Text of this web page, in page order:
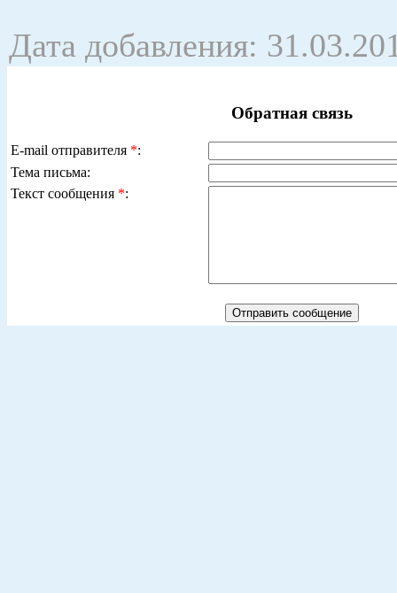
Дата добавления:
Обратная связь
E-mail отправителя *:
Тема письма:
Текст сообщения *: